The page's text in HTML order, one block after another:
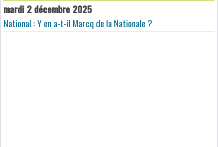
mardi 2 décembre 2025
National : Y en a-t-il Marcq de la Nationale ?